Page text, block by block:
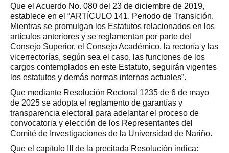
Que el Acuerdo No. 080 del 23 de diciembre de 2019,
establece en el “ARTÍCULO 141. Periodo de Transición.
Mientras se promulgan los Estatutos relacionados en los
artículos anteriores y se reglamentan por parte del
Consejo Superior, el Consejo Académico, la rectoría y las
vicerrectorías, según sea el caso, las funciones de los
cargos contemplados en este Estatuto, seguirán vigentes
los estatutos y demás normas internas actuales”.
Que mediante Resolución Rectoral 1235 de 6 de mayo
de 2025 se adopta el reglamento de garantías y
transparencia electoral para adelantar el proceso de
convocatoria y elección de los Representantes del
Comité de Investigaciones de la Universidad de Nariño.
Que el capítulo III de la precitada Resolución indica: